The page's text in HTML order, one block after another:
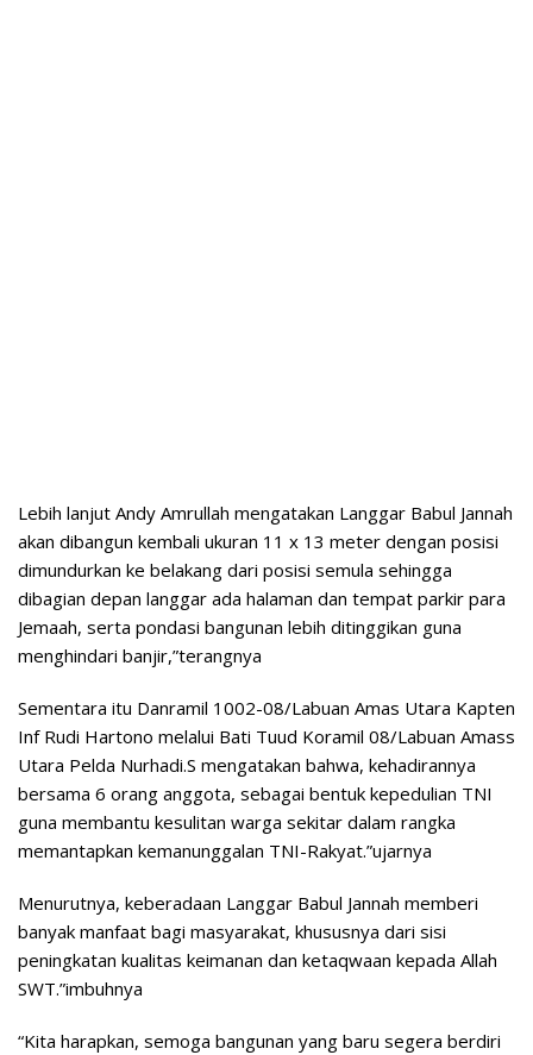
Lebih lanjut Andy Amrullah mengatakan Langgar Babul Jannah
akan dibangun kembali ukuran 11 x 13 meter dengan posisi
dimundurkan ke belakang dari posisi semula sehingga
dibagian depan langgar ada halaman dan tempat parkir para
Jemaah, serta pondasi bangunan lebih ditinggikan guna
menghindari banjir,”terangnya
Sementara itu Danramil 1002-08/Labuan Amas Utara Kapten
Inf Rudi Hartono melalui Bati Tuud Koramil 08/Labuan Amass
Utara Pelda Nurhadi.S mengatakan bahwa, kehadirannya
bersama 6 orang anggota, sebagai bentuk kepedulian TNI
guna membantu kesulitan warga sekitar dalam rangka
memantapkan kemanunggalan TNI-Rakyat.”ujarnya
Menurutnya, keberadaan Langgar Babul Jannah memberi
banyak manfaat bagi masyarakat, khususnya dari sisi
peningkatan kualitas keimanan dan ketaqwaan kepada Allah
SWT.”imbuhnya
“Kita harapkan, semoga bangunan yang baru segera berdiri